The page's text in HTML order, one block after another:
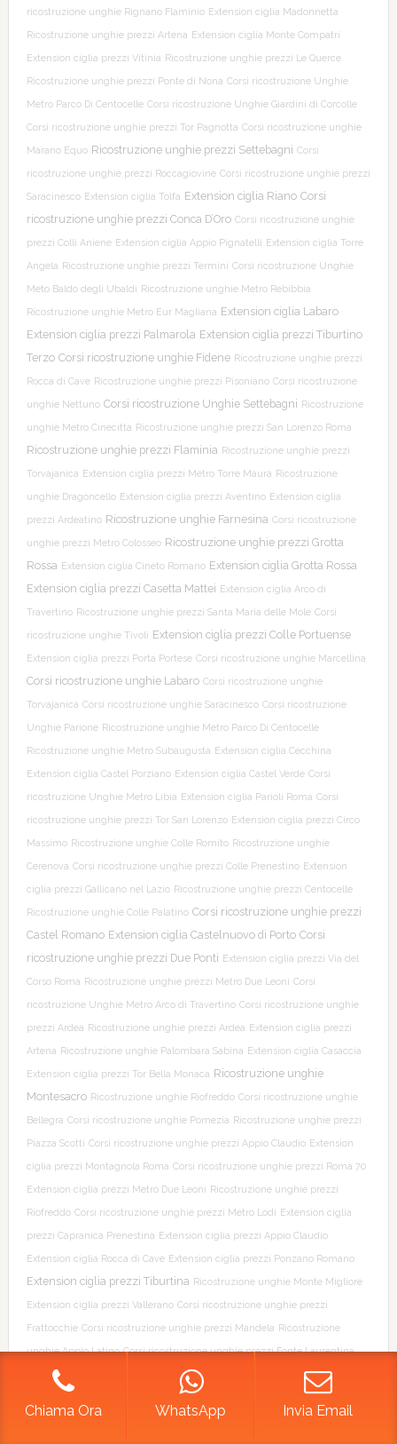
ricostruzione unghie Rignano Flaminio Extension ciglia Madonnetta
Ricostruzione unghie prezzi Artena Extension ciglia Monte Compatri
Extension ciglia prezzi Vitinia Ricostruzione unghie prezzi Le Querce
Ricostruzione unghie prezzi Ponte di Nona Corsi ricostruzione Unghie
Metro Parco Di Centocelle Corsi ricostruzione Unghie Giardini di Corcolle
Corsi ricostruzione unghie prezzi Tor Pagnotta Corsi ricostruzione unghie
Marano Equo Ricostruzione unghie prezzi Settebagni Corsi
ricostruzione unghie prezzi Roccagiovine Corsi ricostruzione unghie prezzi
Saracinesco Extension ciglia Tolfa Extension ciglia Riano Corsi
ricostruzione unghie prezzi Conca D’Oro Corsi ricostruzione unghie
prezzi Colli Aniene Extension ciglia Appio Pignatelli Extension ciglia Torre
Angela Ricostruzione unghie prezzi Termini Corsi ricostruzione Unghie
Meto Baldo degli Ubaldi Ricostruzione unghie Metro Rebibbia
Ricostruzione unghie Metro Eur Magliana Extension ciglia Labaro
Extension ciglia prezzi Palmarola Extension ciglia prezzi Tiburtino
Terzo Corsi ricostruzione unghie Fidene Ricostruzione unghie prezzi
Rocca di Cave Ricostruzione unghie prezzi Pisoniano Corsi ricostruzione
unghie Nettuno Corsi ricostruzione Unghie Settebagni Ricostruzione
unghie Metro Cinecitta Ricostruzione unghie prezzi San Lorenzo Roma
Ricostruzione unghie prezzi Flaminia Ricostruzione unghie prezzi
Torvajanica Extension ciglia prezzi Metro Torre Maura Ricostruzione
unghie Dragoncello Extension ciglia prezzi Aventino Extension ciglia
prezzi Ardeatino Ricostruzione unghie Farnesina Corsi ricostruzione
unghie prezzi Metro Colosseo Ricostruzione unghie prezzi Grotta
Rossa Extension ciglia Cineto Romano Extension ciglia Grotta Rossa
Extension ciglia prezzi Casetta Mattei Extension ciglia Arco di
Travertino Ricostruzione unghie prezzi Santa Maria delle Mole Corsi
ricostruzione unghie Tivoli Extension ciglia prezzi Colle Portuense
Extension ciglia prezzi Porta Portese Corsi ricostruzione unghie Marcellina
Corsi ricostruzione unghie Labaro Corsi ricostruzione unghie
Torvajanica Corsi ricostruzione unghie Saracinesco Corsi ricostruzione
Unghie Parione Ricostruzione unghie Metro Parco Di Centocelle
Ricostruzione unghie Metro Subaugusta Extension ciglia Cecchina
Extension ciglia Castel Porziano Extension ciglia Castel Verde Corsi
ricostruzione Unghie Metro Libia Extension ciglia Parioli Roma Corsi
ricostruzione unghie prezzi Tor San Lorenzo Extension ciglia prezzi Circo
Massimo Ricostruzione unghie Colle Romito Ricostruzione unghie
Cerenova Corsi ricostruzione unghie prezzi Colle Prenestino Extension
ciglia prezzi Gallicano nel Lazio Ricostruzione unghie prezzi Centocelle
Ricostruzione unghie Colle Palatino Corsi ricostruzione unghie prezzi
Castel Romano Extension ciglia Castelnuovo di Porto Corsi
ricostruzione unghie prezzi Due Ponti Extension ciglia prezzi Via del
Corso Roma Ricostruzione unghie prezzi Metro Due Leoni Corsi
ricostruzione Unghie Metro Arco di Travertino Corsi ricostruzione unghie
prezzi Ardea Ricostruzione unghie prezzi Ardea Extension ciglia prezzi
Artena Ricostruzione unghie Palombara Sabina Extension ciglia Casaccia
Extension ciglia prezzi Tor Bella Monaca Ricostruzione unghie
Montesacro Ricostruzione unghie Riofreddo Corsi ricostruzione unghie
Bellegra Corsi ricostruzione unghie Pomezia Ricostruzione unghie prezzi
Piazza Scotti Corsi ricostruzione unghie prezzi Appio Claudio Extension
ciglia prezzi Montagnola Roma Corsi ricostruzione unghie prezzi Roma 70
Extension ciglia prezzi Metro Due Leoni Ricostruzione unghie prezzi
Riofreddo Corsi ricostruzione unghie prezzi Metro Lodi Extension ciglia
prezzi Capranica Prenestina Extension ciglia prezzi Appio Claudio
Extension ciglia Rocca di Cave Extension ciglia prezzi Ponzano Romano
Extension ciglia prezzi Tiburtina Ricostruzione unghie Monte Migliore
Extension ciglia prezzi Vallerano Corsi ricostruzione unghie prezzi
Frattocchie Corsi ricostruzione unghie prezzi Mandela Ricostruzione
unghie Appio Latino Corsi ricostruzione unghie prezzi Fonte Laurentina
Extension ciglia Settecamini Ricostruzione unghie Porta Pia Extension
Corsi ricostruzione unghie prezzi Cogna
Ricostruzione unghie prezzi Morlupo
Chiama Ora WhatsApp Invia Email